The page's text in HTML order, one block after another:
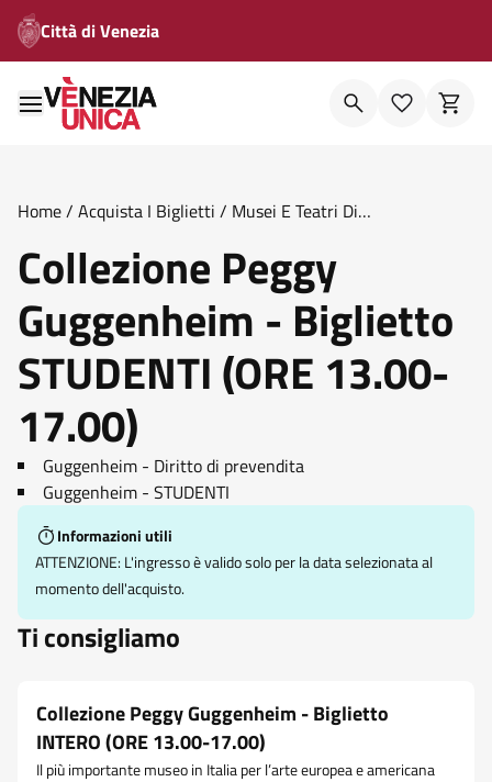
Città di Venezia
Home/ Acquista I Biglietti / Musei E Teatri Di
Ore 13 00 17 00
Collezione Peggy
Guggenheim - Biglietto
STUDENTI (ORE 13.00-
17.00)
Guggenheim - Diritto di prevendita
Guggenheim - STUDENTI
Informazioni utili
ATTENZIONE: L'ingresso è valido solo per la data selezionata al
momento dell'acquisto.
Ti consigliamo
Collezione Peggy Guggenheim - Biglietto
INTERO (ORE 13.00-17.00)
Il più importante museo in Italia per l’arte europea e americana